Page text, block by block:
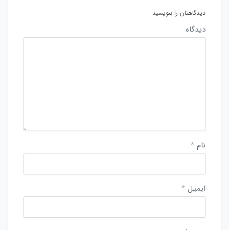
دیدگاهتان را بنویسید
دیدگاه
نام *
ایمیل *